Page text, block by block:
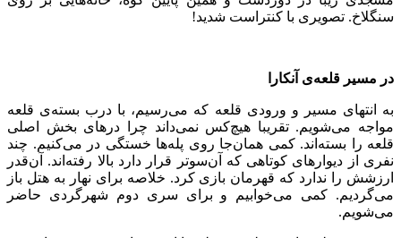
سنگلاخ. تصویری با کنتراست شدید!
در مسیر قلعه‌ی آنکارا
به انتهای مسیر و ورودی قلعه که می‌رسیم، با درب بسته‌ی قلعه
مواجه می‌شویم. تقریبا هیچ‌کس نمی‌داند چرا درهای بخش اصلی
قلعه را بسته‌اند. کمی همان‌جا روی پله‌ها خستگی در می‌کنیم. چند
نفری از دیوارهای کوتاهی که آن‌سوتر قرار دارد بالا رفته‌اند. آن‌قدر
ارزشش را ندارد که قهرمان بازی کرد. خلاصه برای نهار به هتل باز
می‌گردیم. کمی می‌خوابیم و برای سری دوم شهرگردی حاضر
می‌شویم.